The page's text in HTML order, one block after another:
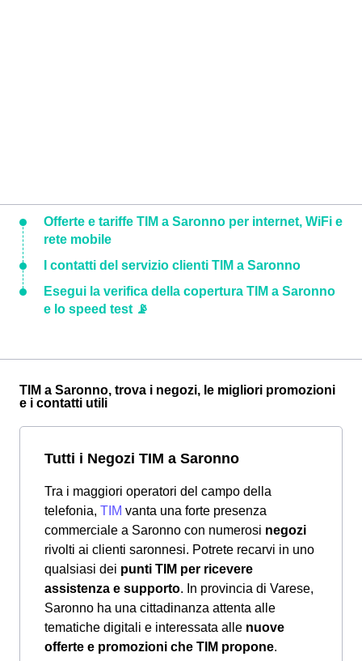
Offerte e tariffe TIM a Saronno per internet, WiFi e
rete mobile
I contatti del servizio clienti TIM a Saronno
Esegui la verifica della copertura TIM a Saronno
e lo speed test 📡
TIM a Saronno, trova i negozi, le migliori promozioni
e i contatti utili
Tutti i Negozi TIM a Saronno
Tra i maggiori operatori del campo della
telefonia, TIM vanta una forte presenza
commerciale a Saronno con numerosi negozi
rivolti ai clienti saronnesi. Potrete recarvi in uno
qualsiasi dei punti TIM per ricevere
assistenza e supporto. In provincia di Varese,
Saronno ha una cittadinanza attenta alle
tematiche digitali e interessata alle nuove
offerte e promozioni che TIM propone.